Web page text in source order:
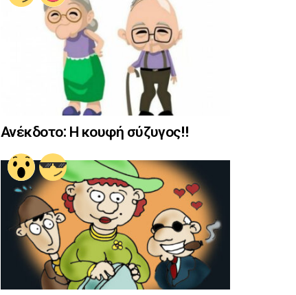
Ανέκδοτο: Η κουφή σύζυγος!!